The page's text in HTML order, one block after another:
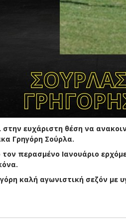
στην ευχάριστη θέση να
Γρηγόρη Σούρλα.
περασμένο Ιανουάριο
καλή αγωνιστική σεζόν με